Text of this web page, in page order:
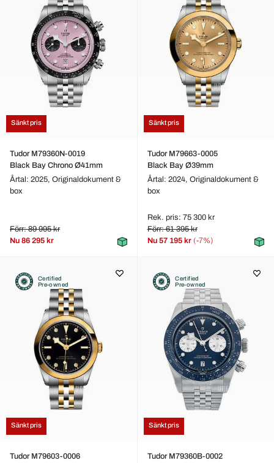
Sänkt pris
Tudor M79360N-0019
Black Bay Chrono Ø41mm
Årtal: 2025, Originaldokument &
box
Förr: 89 995 kr
Nu 86 295 kr
Sänkt pris
Tudor M79663-0005
Black Bay Ø39mm
Årtal: 2024, Originaldokument &
box
Rek. pris: 75 300 kr
Förr: 61 395 kr
Nu 57 195 kr (-7%)
Certified
Pre-owned
Sänkt pris
Tudor M79603-0006
Certified
Pre-owned
Sänkt pris
Tudor M79360B-0002